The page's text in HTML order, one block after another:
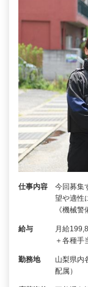
仕事内容
今回募集
望や適性
《機械
給与
月給
＋各種
勤務地
山梨県内
配属）